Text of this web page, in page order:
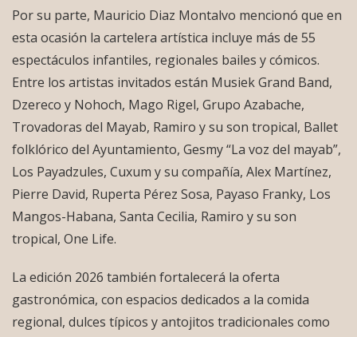
Por su parte, Mauricio Diaz Montalvo mencionó que en
esta ocasión la cartelera artística incluye más de 55
espectáculos infantiles, regionales bailes y cómicos.
Entre los artistas invitados están Musiek Grand Band,
Dzereco y Nohoch, Mago Rigel, Grupo Azabache,
Trovadoras del Mayab, Ramiro y su son tropical, Ballet
folklórico del Ayuntamiento, Gesmy “La voz del mayab”,
Los Payadzules, Cuxum y su compañía, Alex Martínez,
Pierre David, Ruperta Pérez Sosa, Payaso Franky, Los
Mangos-Habana, Santa Cecilia, Ramiro y su son
tropical, One Life.
La edición 2026 también fortalecerá la oferta
gastronómica, con espacios dedicados a la comida
regional, dulces típicos y antojitos tradicionales como